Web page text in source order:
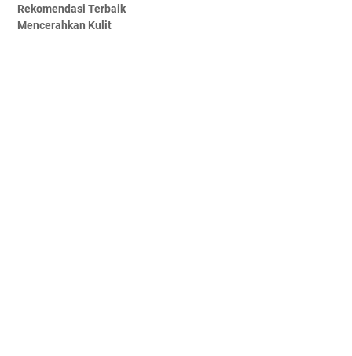
Rekomendasi Terbaik
Mencerahkan Kulit